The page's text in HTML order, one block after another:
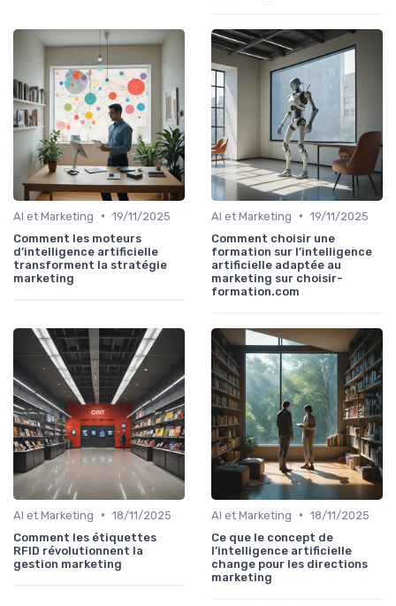
AI et Marketing • 19/11/2025
Comment les moteurs
d’intelligence artificielle
transforment la stratégie
marketing
AI et Marketing • 19/11/2025
Comment choisir une
formation sur l’intelligence
artificielle adaptée au
marketing sur choisir-
formation.com
AI et Marketing • 18/11/2025
Comment les étiquettes
RFID révolutionnent la
gestion marketing
AI et Marketing • 18/11/2025
Ce que le concept de
l’intelligence artificielle
change pour les directions
marketing